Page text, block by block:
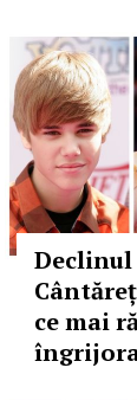
Declinul
ce mai